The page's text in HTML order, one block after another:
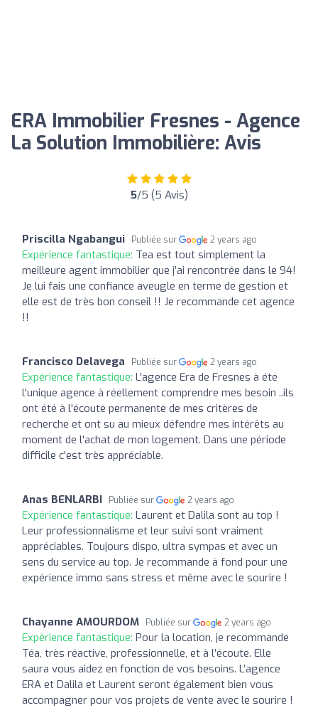
ERA Immobilier Fresnes - Agence
La Solution Immobilière: Avis
5/5 (5 Avis)
Priscilla Ngabangui Publiée sur 2 years ago
Expérience fantastique: Tea est tout simplement la
meilleure agent immobilier que j’ai rencontrée dans le 94!
Je lui fais une confiance aveugle en terme de gestion et
elle est de très bon conseil !! Je recommande cet agence
!!
Francisco Delavega Publiée sur 2 years ago
Expérience fantastique: L'agence Era de Fresnes à été
l'unique agence à réellement comprendre mes besoin ..ils
ont été à l'écoute permanente de mes critères de
recherche et ont su au mieux défendre mes intérêts au
moment de l'achat de mon logement. Dans une période
difficile c'est très appréciable.
Anas BENLARBI Publiée sur 2 years ago
Expérience fantastique: Laurent et Dalila sont au top !
Leur professionnalisme et leur suivi sont vraiment
appréciables. Toujours dispo, ultra sympas et avec un
sens du service au top. Je recommande à fond pour une
expérience immo sans stress et même avec le sourire !
Chayanne AMOURDOM Publiée sur 2 years ago
Expérience fantastique: Pour la location, je recommande
Téa, très réactive, professionnelle, et à l’écoute. Elle
saura vous aidez en fonction de vos besoins. L’agence
ERA et Dalila et Laurent seront également bien vous
accompagner pour vos projets de vente avec le sourire !